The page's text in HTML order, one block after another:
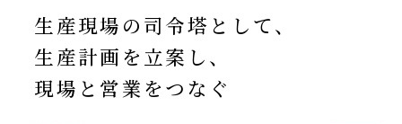
生産現場の司令塔として、
生産計画を立案し、
現場と営業をつなぐ